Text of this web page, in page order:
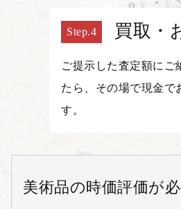
買取・
ご提示した査定額にご
たら、その場で現金で
す。
美術品の時価評価が